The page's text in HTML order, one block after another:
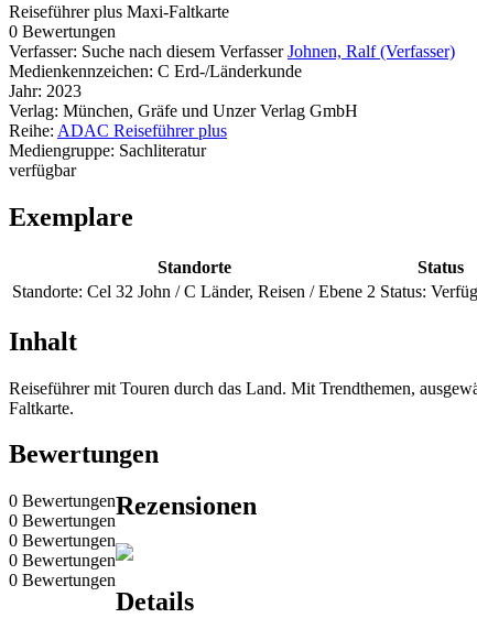
Reiseführer plus Maxi-Faltkarte
0 Bewertungen
Verfasser: Suche nach diesem Verfasser Johnen, Ralf (Verfasser)
Medienkennzeichen: C Erd-/Länderkunde
Jahr: 2023
Verlag: München, Gräfe und Unzer Verlag GmbH
Reihe: ADAC Reiseführer plus
Mediengruppe: Sachliteratur
verfügbar
Exemplare
Standorte Status
Standorte: Cel 32 John / C Länder, Reisen / Ebene 2 Status:
Inhalt
Reiseführer mit Touren durch das Land. Mit Trendthemen,
Faltkarte.
Bewertungen
0 Bewertungen
0 Bewertungen
0 Bewertungen
0 Bewertungen
0 Bewertungen
Rezensionen
Details